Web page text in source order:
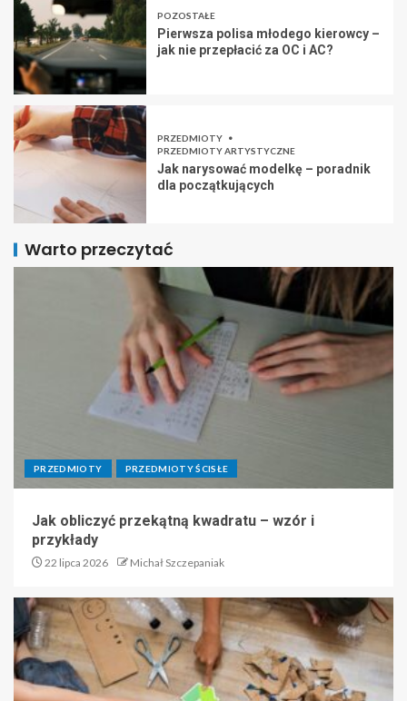
POZOSTAŁE
Pierwsza polisa młodego kierowcy –
jak nie przepłacić za OC i AC?
PRZEDMIOTY
PRZEDMIOTY ARTYSTYCZNE
Jak narysować modelkę – poradnik
dla początkujących
Warto przeczytać
PRZEDMIOTY PRZEDMIOTY ŚCISŁE
Jak obliczyć przekątną kwadratu – wzór i
przykłady
22 lipca 2026 Michał Szczepaniak